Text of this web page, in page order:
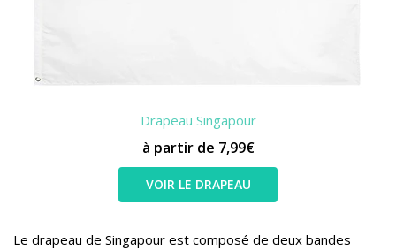
Drapeau Singapour
à partir de 7,99€
VOIR LE DRAPEAU
Le drapeau de Singapour est composé de deux bandes